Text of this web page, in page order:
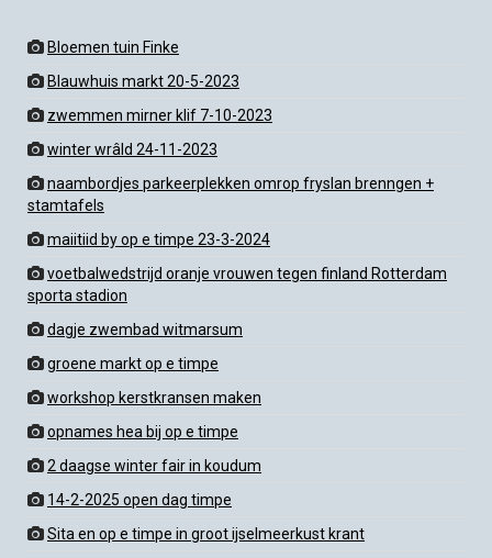
Bloemen tuin Finke
Blauwhuis markt 20-5-2023
zwemmen mirner klif 7-10-2023
winter wrâld 24-11-2023
naambordjes parkeerplekken omrop fryslan brenngen +
stamtafels
maiitiid by op e timpe 23-3-2024
voetbalwedstrijd oranje vrouwen tegen finland Rotterdam
sporta stadion
dagje zwembad witmarsum
groene markt op e timpe
workshop kerstkransen maken
opnames hea bij op e timpe
2 daagse winter fair in koudum
14-2-2025 open dag timpe
Sita en op e timpe in groot ijselmeerkust krant